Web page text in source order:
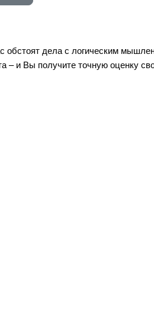
обстоят дела с логическим
– и Вы получите точную оценку